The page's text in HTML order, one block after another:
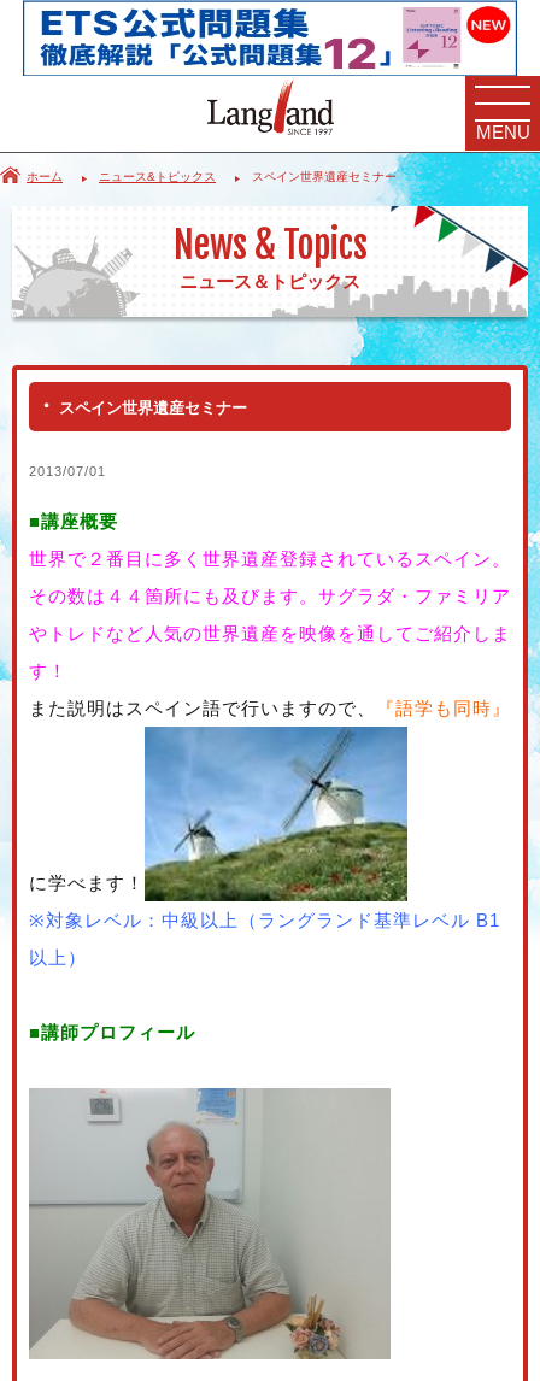
MENU
ホーム ニュース&トピックス スペイン世界遺産セミナー
News & Topics
ニュース＆トピックス
スペイン世界遺産セミナー
2013/07/01
■講座概要
世界で２番目に多く世界遺産登録されているスペイン。
その数は４４箇所にも及びます。サグラダ・ファミリア
やトレドなど人気の世界遺産を映像を通してご紹介しま
す！
また説明はスペイン語で行いますので、
『語学も同時』
に学べます！
※対象レベル：中級以上（ラングランド基準レベル B1
以上）
■講師プロフィール